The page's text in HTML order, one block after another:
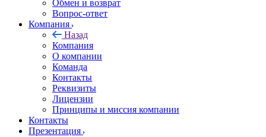
Обмен и возврат
Вопрос-ответ
Компания
Назад
Компания
О компании
Команда
Контакты
Реквизиты
Лицензии
Принципы и миссия компании
Контакты
Презентация